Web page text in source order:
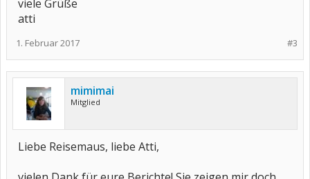
viele Grüße
atti
#3
1. Februar 2017
mimimai
Mitglied
Liebe Reisemaus, liebe Atti,